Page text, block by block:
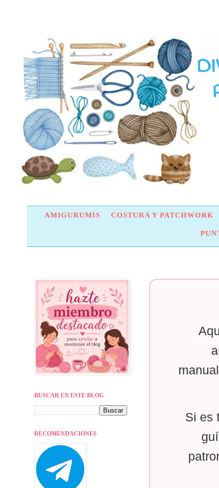
AMIGURUMIS COSTURA Y PATCHWORK
Si es
BUSCAR EN ESTE BLOG
RECOMENDACIONES